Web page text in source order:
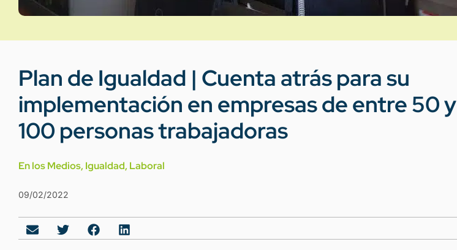
Plan de Igualdad | Cuenta atrás para su
implementación en empresas de entre 50 y
100 personas trabajadoras
En los Medios, Igualdad, Laboral
09/02/2022